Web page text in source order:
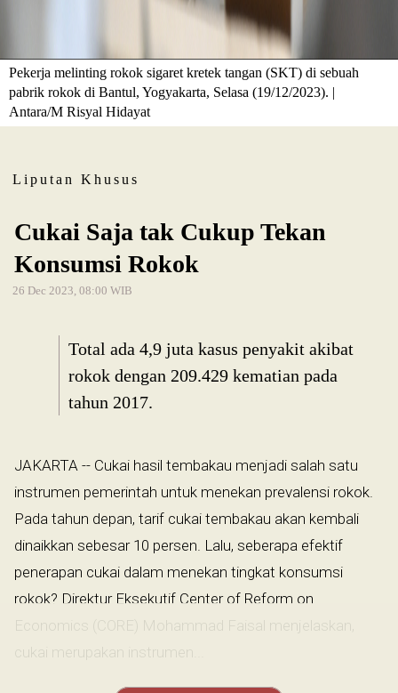
Pekerja melinting rokok sigaret kretek tangan (SKT) di sebuah
pabrik rokok di Bantul, Yogyakarta, Selasa (19/12/2023). |
Antara/M Risyal Hidayat
Liputan Khusus
Cukai Saja tak Cukup Tekan
Konsumsi Rokok
26 Dec 2023, 08:00 WIB
Total ada 4,9 juta kasus penyakit akibat
rokok dengan 209.429 kematian pada
tahun 2017.
JAKARTA -- Cukai hasil tembakau menjadi salah satu
instrumen pemerintah untuk menekan prevalensi rokok.
Pada tahun depan, tarif cukai tembakau akan kembali
dinaikkan sebesar 10 persen. Lalu, seberapa efektif
penerapan cukai dalam menekan tingkat konsumsi
rokok? Direktur Eksekutif Center of Reform on
Economics (CORE) Mohammad Faisal menjelaskan,
cukai merupakan instrumen...